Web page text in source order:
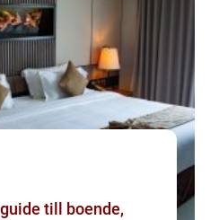
till boende,